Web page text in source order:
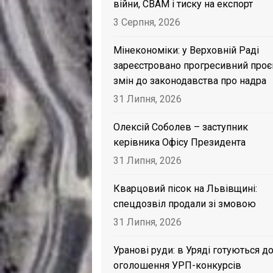
війни, CBAM і тиску на експорт
3 Серпня, 2026
Мінекономіки: у Верховній Раді
зареєстровано прогресивний
змін до законодавства про надра
31 Липня, 2026
Олексій Соболев – заступник
керівника Офісу Президента
31 Липня, 2026
Кварцовий пісок на Львівщині:
спецдозвіл продали зі змовою
31 Липня, 2026
Уранові руди: в Уряді готуються до
оголошення УРП-конкурсів